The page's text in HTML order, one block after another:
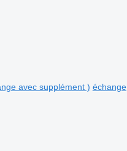
avec supplément ) échange